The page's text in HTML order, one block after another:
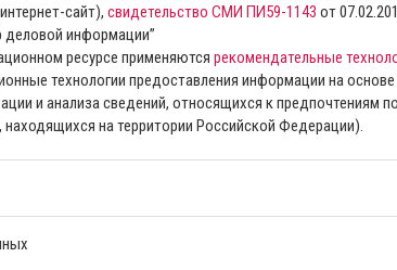
сайт), свидетельство СМИ ПИ59-1143 от
информации”
ресурсе применяются рекомендательные
технологии предоставления информации на основе
и анализа сведений, относящихся к предпочтениям
находящихся на территории Российской Федерации).